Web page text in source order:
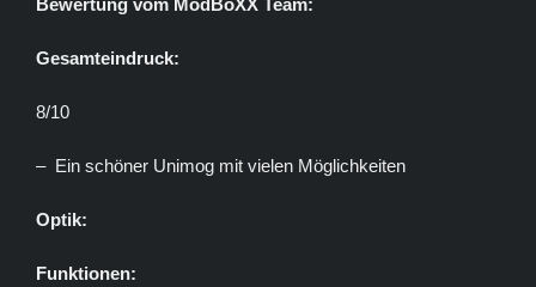
Bewertung vom ModBoXX Team:
Gesamteindruck:
8/10
– Ein schöner Unimog mit vielen Möglichkeiten
Optik:
Funktionen: